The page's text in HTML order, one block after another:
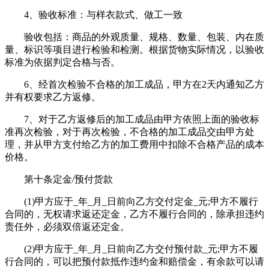
4、验收标准：与样衣款式、做工一致
验收包括：商品的外观质量、规格、数量、包装、内在质
量、标识等项目进行检验和检测。根据货物实际情况，以验收
标准为依据判定合格与否。
6、经首次检验不合格的加工成品，甲方在2天内通知乙方
并有权要求乙方返修。
7、对于乙方返修后的加工成品由甲方依照上面的验收标
准再次检验，对于再次检验，不合格的加工成品交由甲方处
理，并从甲方支付给乙方的加工费用中扣除不合格产品的成本
价格。
第十条定金/预付货款
(1)甲方应于_年_月_日前向乙方交付定金_元;甲方不履行
合同的，无权请求返还定金，乙方不履行合同的，除承担违约
责任外，必须双倍返还定金。
(2)甲方应于_年_月_日前向乙方交付预付款_元;甲方不履
行合同的，可以把预付款抵作违约金和赔偿金，有余款可以请